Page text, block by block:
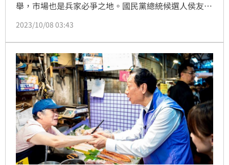
舉，市場也是兵家必爭之地。國民黨總統候選人侯友宜
他熟練得幫忙賣豬肉；無黨籍總統參選人郭台銘今天上
示，「有啊！我們一直都有蛋」，因為長期與牧場合
作。郭台銘聽完後表示，「我在聽基層的聲音」。
2023/10/08 03:43